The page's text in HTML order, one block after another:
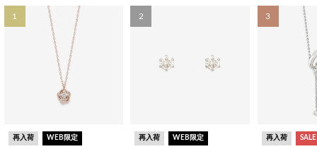
1
再入荷 WEB限定
2
再入荷 WEB限定
3
再入荷 SALE